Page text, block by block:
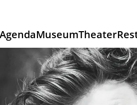
AgendaMuseumTheater